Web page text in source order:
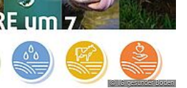
© IG gesunder Boden